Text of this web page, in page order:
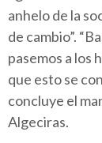
anhelo de la
de cambio”.
pasemos a los
que esto se
concluye el
Algeciras.